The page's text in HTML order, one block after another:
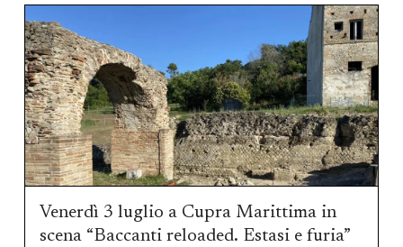
Venerdì 3 luglio a Cupra Marittima in
scena “Baccanti reloaded. Estasi e furia”